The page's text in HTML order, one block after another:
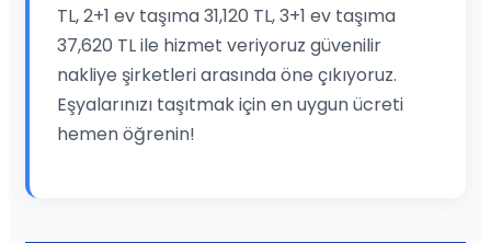
TL, 2+1 ev taşıma 31,120 TL, 3+1 ev taşıma
37,620 TL ile hizmet veriyoruz güvenilir
nakliye şirketleri arasında öne çıkıyoruz.
Eşyalarınızı taşıtmak için en uygun ücreti
hemen öğrenin!